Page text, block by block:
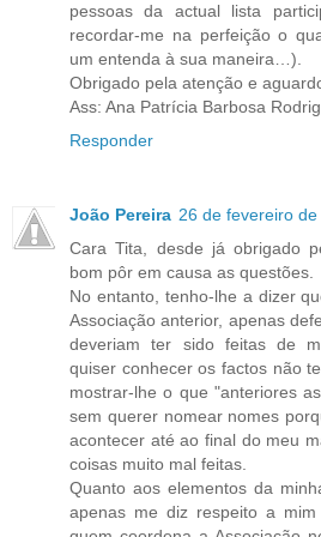
pessoas da actual lista
recordar-me na perfeição o
um entenda à sua maneira…).
Obrigado pela atenção e
Ass: Ana Patrícia Barbosa
Responder
João Pereira 26 de fevereiro
Cara Tita, desde já obrigado
bom pôr em causa as questões.
No entanto, tenho-lhe a dizer
Associação anterior, apenas
deveriam ter sido feitas de
quiser conhecer os factos não
mostrar-lhe o que "anteriores
sem querer nomear nomes
acontecer até ao final do meu
coisas muito mal feitas.
Quanto aos elementos da
apenas me diz respeito a